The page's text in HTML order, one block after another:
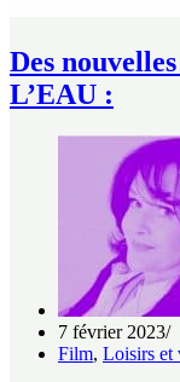
Des
L’EAU :
7 février 2023
Film, Loisirs et